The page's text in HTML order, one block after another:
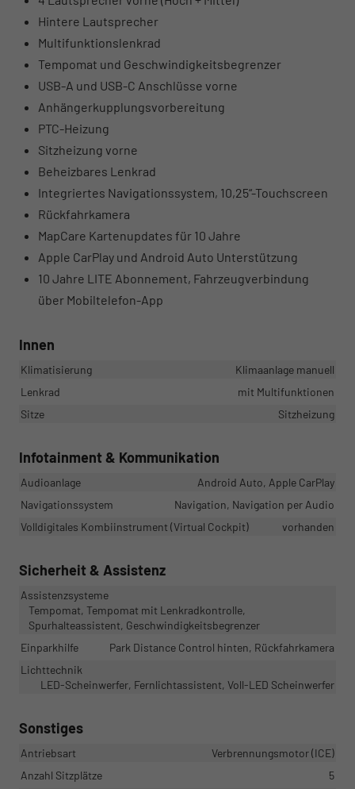
Hintere Lautsprecher
Multifunktionslenkrad
Tempomat und Geschwindigkeitsbegrenzer
USB-A und USB-C Anschlüsse vorne
Anhängerkupplungsvorbereitung
PTC-Heizung
Sitzheizung vorne
Beheizbares Lenkrad
Integriertes Navigationssystem, 10,25“-Touchscreen
Rückfahrkamera
MapCare Kartenupdates für 10 Jahre
Apple CarPlay und Android Auto Unterstützung
10 Jahre LITE Abonnement, Fahrzeugverbindung
über Mobiltelefon-App
Innen
Klimatisierung
Klimaanlage manuell
Lenkrad
mit Multifunktionen
Sitze
Sitzheizung
Infotainment & Kommunikation
Audioanlage
Android Auto, Apple CarPlay
Navigationssystem
Navigation, Navigation per Audio
Volldigitales Kombiinstrument (Virtual Cockpit)
vorhanden
Sicherheit & Assistenz
Assistenzsysteme
Tempomat, Tempomat mit Lenkradkontrolle,
Spurhalteassistent, Geschwindigkeitsbegrenzer
Einparkhilfe
Park Distance Control hinten, Rückfahrkamera
Lichttechnik
LED-Scheinwerfer, Fernlichtassistent, Voll-LED Scheinwerfer
Sonstiges
Antriebsart
Verbrennungsmotor (ICE)
Anzahl Sitzplätze
5